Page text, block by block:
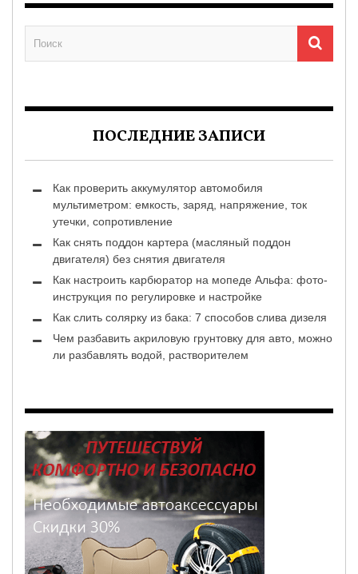
ПОСЛЕДНИЕ ЗАПИСИ
Как проверить аккумулятор автомобиля
мультиметром: емкость, заряд, напряжение, ток
утечки, сопротивление
Как снять поддон картера (масляный поддон
двигателя) без снятия двигателя
Как настроить карбюратор на мопеде Альфа: фото-
инструкция по регулировке и настройке
Как слить солярку из бака: 7 способов слива дизеля
Чем разбавить акриловую грунтовку для авто, можно
ли разбавлять водой, растворителем